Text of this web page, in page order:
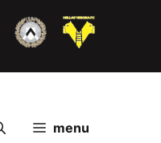
menu